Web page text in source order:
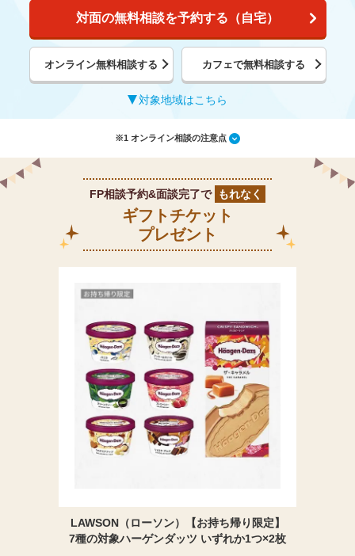
対面の無料相談を予約する（自宅）
オンライン無料相談する カフェで無料相談する
対象地域はこちら
※1 オンライン相談の注意点
FP相談予約&面談完了で もれなく
ギフトチケット
プレゼント
LAWSON（ローソン）【お持ち帰り限定】
7種の対象ハーゲンダッツ いずれか1つ×2枚